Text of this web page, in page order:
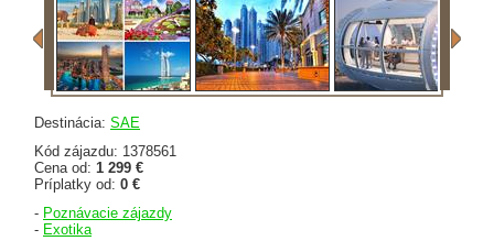
Destinácia: SAE
Kód zájazdu: 1378561
Cena od: 1 299 €
Príplatky od: 0 €
- Poznávacie zájazdy
- Exotika